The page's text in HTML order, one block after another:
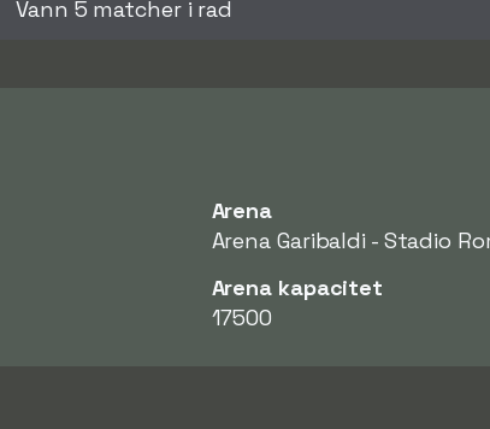
Vann 5 matcher i rad
Arena
Arena Garibaldi - Stadio
Arena kapacitet
17500